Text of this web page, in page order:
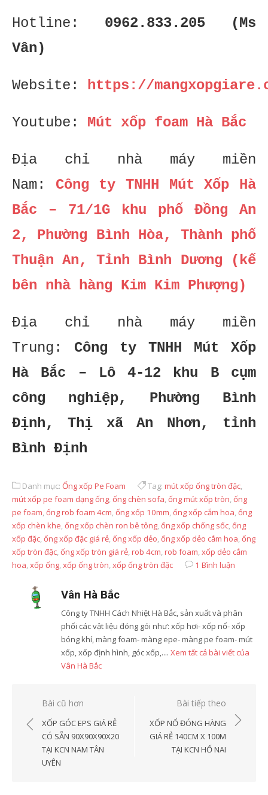
Hotline: 0962.833.205 (Ms
Vân)
Website: https://
Youtube: Mút xốp foam Hà Bắc
Địa chỉ nhà máy miền
Nam: Công ty TNHH Mút Xốp Hà
Bắc – 71/1G khu phố Đồng An
2, Phường Bình Hòa, Thành phố
Thuận An, Tỉnh Bình Dương (kế
bên nhà hàng Kim Kim Phượng)
Địa chỉ nhà máy miền
Trung: Công ty TNHH Mút Xốp
Hà Bắc – Lô 4-12 khu B cụm
công nghiệp, Phường Bình
Định, Thị xã An Nhơn, tỉnh
Bình Định
Danh mục: Ống xốp Pe Foam Tag: mút xốp ống tròn đặc,
mút xốp pe foam dạng ống,ống chèn sofa,ống mút xốp tròn,ống
pe foam,ống rob foam 4cm,ống xốp 10mm,ống xốp cắm hoa,ống
xốp chèn khe,ống xốp chèn ron bê tông,ống xốp chống sốc,ống
xốp đặc,ống xốp đặc giá rẻ,ống xốp dẻo,ống xốp dẻo cắm hoa,ống
xốp tròn đặc,ống xốp tròn giá rẻ,rob 4cm,rob foam,xốp dẻo cắm
hoa,xốp ống,xốp ống tròn,xốp ống tròn đặc 1 Bình luận
Vân Hà Bắc
Công ty TNHH Cách Nhiệt Hà Bắc, sản xuất và phân
phối các vật liệu đóng gói như: xốp hơi- xốp nổ- xốp
bóng khí, màng foam- màng epe- màng pe foam- mút
xốp, xốp định hình, góc xốp,.... Xem tất cả bài viết của
Vân Hà Bắc
Điều
hướng
viết
Bài cũ hơn
XỐP GÓC EPS GIÁ RẺ
CÓ SẴN 90X90X90X20
TẠI KCN NAM TÂN
UYÊN
Bài tiếp theo
XỐP NỔ ĐÓNG HÀNG
GIÁ RẺ 140CM X 100M
TẠI KCN HỐ NAI